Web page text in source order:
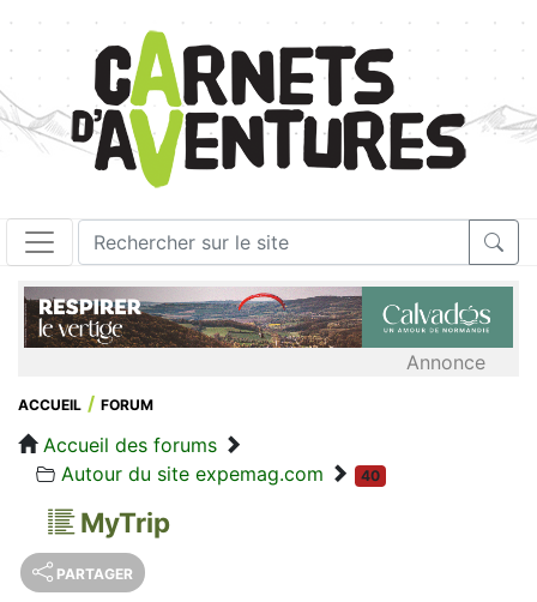
Annonce
ACCUEIL FORUM
Accueil des forums
Autour du site expemag.com
40
MyTrip
PARTAGER